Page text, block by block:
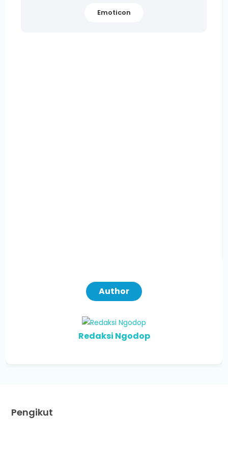
Emoticon
Author
Redaksi Ngodop
Pengikut